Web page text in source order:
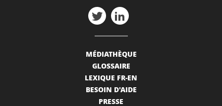
MÉDIATHÈQUE
GLOSSAIRE
LEXIQUE FR-EN
BESOIN D'AIDE
PRESSE